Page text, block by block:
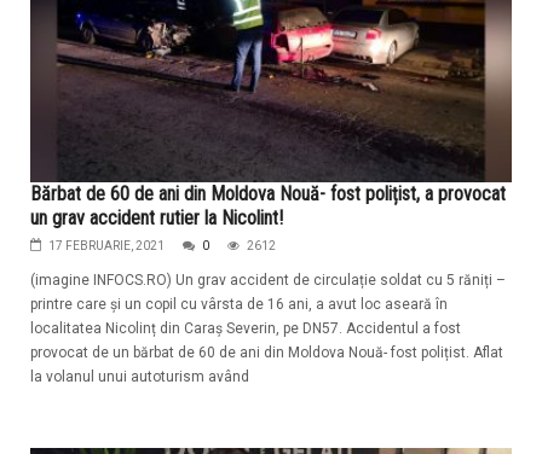
Bărbat de 60 de ani din Moldova Nouă- fost polițist, a provocat
un grav accident rutier la Nicolint!
17 FEBRUARIE, 2021 0 2612
(imagine INFOCS.RO) Un grav accident de circulație soldat cu 5 răniți –
printre care și un copil cu vârsta de 16 ani, a avut loc aseară în
localitatea Nicolinț din Caraș Severin, pe DN57. Accidentul a fost
provocat de un bărbat de 60 de ani din Moldova Nouă- fost polițist. Aflat
la volanul unui autoturism având